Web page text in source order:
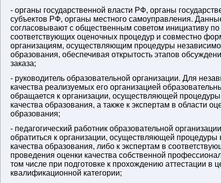
- органы государственной власти РФ, органы
субъектов РФ, органы местного самоуправления.
согласовывают с общественным советом инициативу
соответствующих оценочных процедур и совместно
организациям, осуществляющим процедуры
образования, обеспечивая открытость этапов
заказа;
- руководитель образовательной организации. Для
качества реализуемых его организацией
обращается к организации, осуществляющей
качества образования, а также к экспертам в области
образования;
- педагогический работник образовательной
обратиться к организации, осуществляющей процедуры
качества образования, либо к экспертам в
проведения оценки качества собственной
том числе при подготовке к прохождению аттестации в
квалификационной категории;